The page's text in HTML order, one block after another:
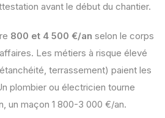
avant le début du chantier.
800 et 4 500 €/an selon le corps
Les métiers à risque élevé
terrassement) paient les
plombier ou électricien tourne
un maçon 1 800-3 000 €/an.